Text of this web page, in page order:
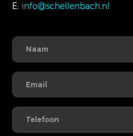
E: info@schellenbach.nl